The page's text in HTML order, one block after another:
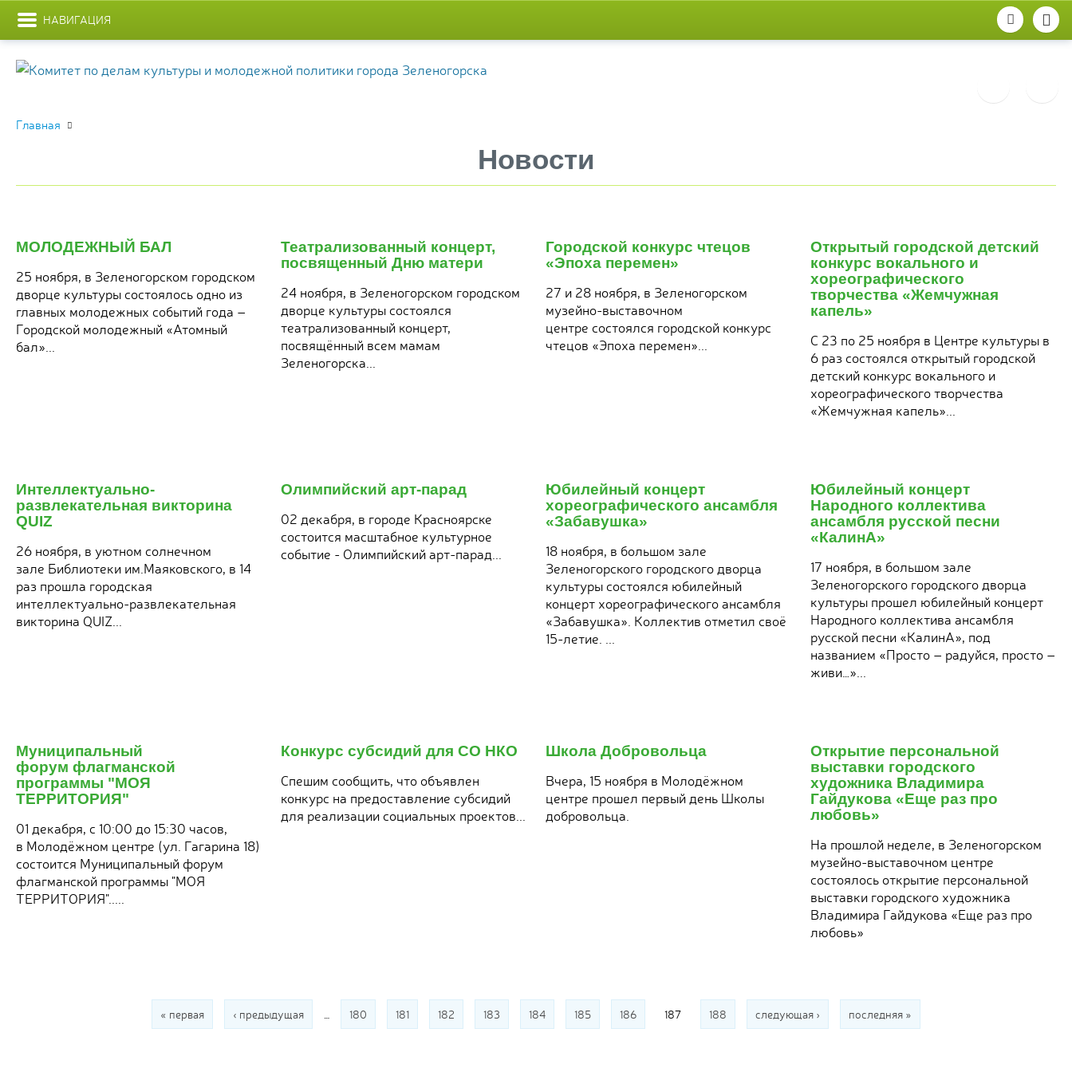
НАВИГАЦИЯ
Главная
Новости
МОЛОДЕЖНЫЙ БАЛ
25 ноября, в Зеленогорском городском
дворце культуры состоялось одно из
главных молодежных событий года –
Городской молодежный «Атомный
бал»...
Театрализованный концерт,
посвященный Дню матери
24 ноября, в Зеленогорском городском
дворце культуры состоялся
театрализованный концерт,
посвящённый всем мамам
Зеленогорска...
Городской конкурс чтецов
«Эпоха перемен»
27 и 28 ноября, в Зеленогорском
музейно-выставочном
центре состоялся городской конкурс
чтецов «Эпоха перемен»...
Открытый городской детский
конкурс вокального и
хореографического
творчества «Жемчужная
капель»
С 23 по 25 ноября в Центре культуры в
6 раз состоялся открытый городской
детский конкурс вокального и
хореографического творчества
«Жемчужная капель»...
Интеллектуально-
развлекательная викторина
QUIZ
26 ноября, в уютном солнечном
зале Библиотеки им.Маяковского, в 14
раз прошла городская
интеллектуально-развлекательная
викторина QUIZ...
Олимпийский арт-парад
02 декабря, в городе Красноярске
состоится масштабное культурное
событие - Олимпийский арт-парад...
Юбилейный концерт
хореографического ансамбля
«Забавушка»
18 ноября, в большом зале
Зеленогорского городского дворца
культуры состоялся юбилейный
концерт хореографического ансамбля
«Забавушка». Коллектив отметил своё
15-летие. ...
Юбилейный концерт
Народного коллектива
ансамбля русской песни
«КалинА»
17 ноября, в большом зале
Зеленогорского городского дворца
культуры прошел юбилейный концерт
Народного коллектива ансамбля
русской песни «КалинА», под
названием «Просто – радуйся, просто –
живи…»...
Муниципальный
форум флагманской
программы "МОЯ
ТЕРРИТОРИЯ"
01 декабря, с 10:00 до 15:30 часов,
в Молодёжном центре (ул. Гагарина 18)
состоится Муниципальный форум
флагманской программы "МОЯ
ТЕРРИТОРИЯ".....
Конкурс субсидий для СО НКО
Спешим сообщить, что объявлен
конкурс на предоставление субсидий
для реализации социальных проектов...
ноября
2017
Школа Добровольца
Вчера, 15 ноября в Молодёжном
центре прошел первый день Школы
добровольца.
Открытие персональной
выставки городского
художника Владимира
Гайдукова «Еще раз про
любовь»
На прошлой неделе, в Зеленогорском
музейно-выставочном центре
состоялось открытие персональной
выставки городского художника
Владимира Гайдукова «Еще раз про
любовь»
« первая ‹ предыдущая 180 181 182 183 184 185 186 187 188 следующая › последняя »